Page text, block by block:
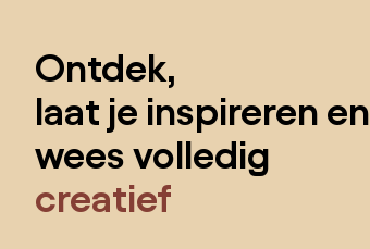
Ontdek,
laat je inspireren en
wees volledig
creatief